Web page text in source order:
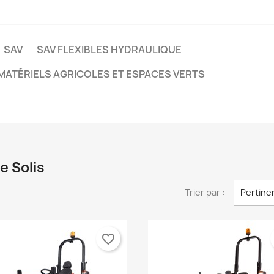
SAV
SAV FLEXIBLES HYDRAULIQUE
AGRICOLES ET ESPACES VERTS
Solis
Trier par :
favorite_border